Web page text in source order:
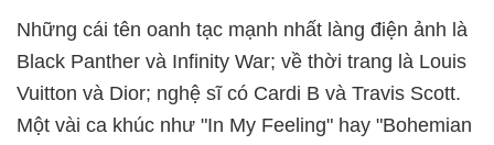
Những cái tên oanh tạc mạnh nhất làng điện ảnh là
Black Panther và Infinity War; về thời trang là Louis
Vuitton và Dior; nghệ sĩ có Cardi B và Travis Scott.
Một vài ca khúc như "In My Feeling" hay "Bohemian